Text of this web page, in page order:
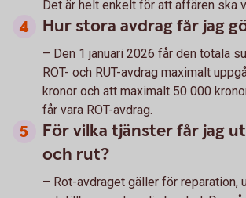
Det är helt enkelt för att affären ska
Hur stora avdrag får jag
– Den 1 januari 2026 får den totala
ROT- och RUT-avdrag maximalt
kronor och att maximalt 50 000
får vara ROT-avdrag.
För vilka tjänster får jag
och rut?
– Rot-avdraget gäller för reparation,